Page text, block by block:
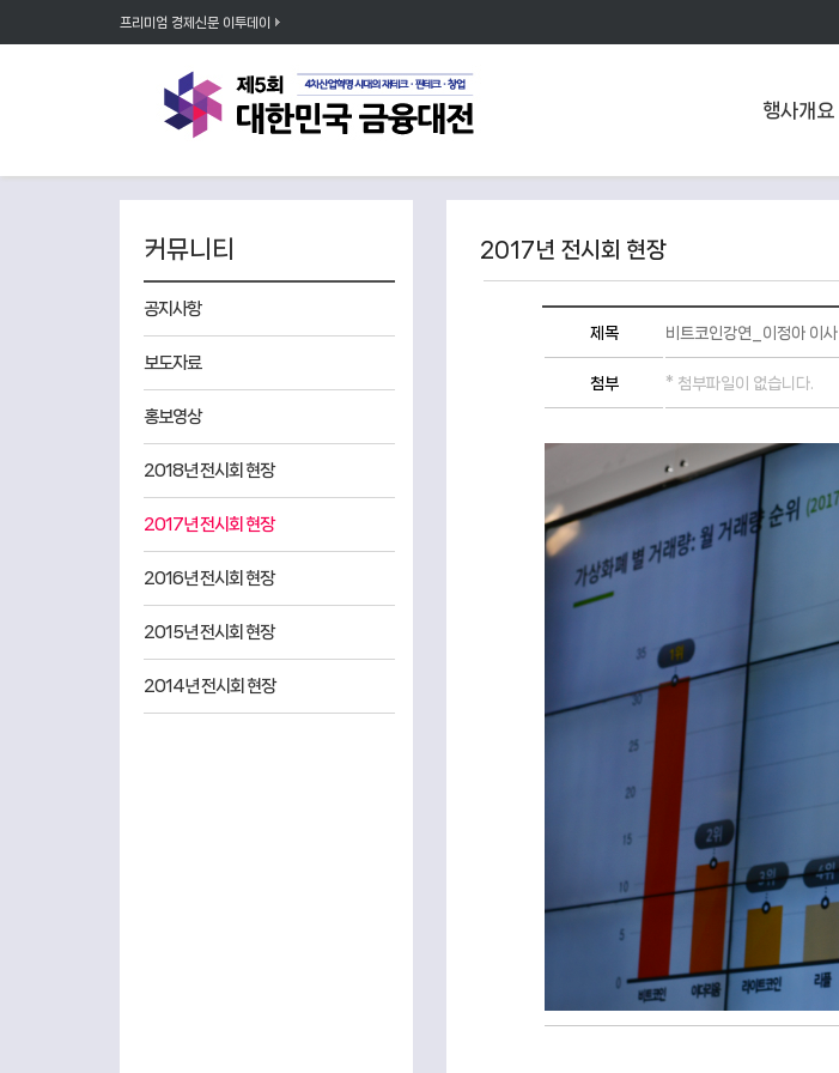
프리미엄 경제신문 이투데이
행사개요
커뮤니티
공지사항
보도자료
홍보영상
2018년 전시회 현장
2017년 전시회 현장
2016년 전시회 현장
2015년 전시회 현장
2014년 전시회 현장
2017년 전시회 현장
제목 비트코인강연_이정아 이사
첨부 * 첨부파일이 없습니다.